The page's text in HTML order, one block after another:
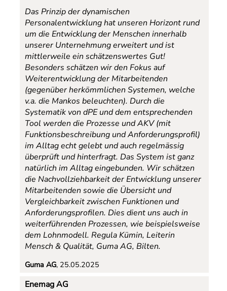
Das Prinzip der dynamischen
Personalentwicklung hat unseren Horizont rund
um die Entwicklung der Menschen innerhalb
unserer Unternehmung erweitert und ist
mittlerweile ein schätzenswertes Gut!
Besonders schätzen wir den Fokus auf
Weiterentwicklung der Mitarbeitenden
(gegenüber herkömmlichen Systemen, welche
v.a. die Mankos beleuchten). Durch die
Systematik von dPE und dem entsprechenden
Tool werden die Prozesse und AKV (mit
Funktionsbeschreibung und Anforderungsprofil)
im Alltag echt gelebt und auch regelmässig
überprüft und hinterfragt. Das System ist ganz
natürlich im Alltag eingebunden. Wir schätzen
die Nachvollziehbarkeit der Entwicklung unserer
Mitarbeitenden sowie die Übersicht und
Vergleichbarkeit zwischen Funktionen und
Anforderungsprofilen. Dies dient uns auch in
weiterführenden Prozessen, wie beispielsweise
dem Lohnmodell.Regula Kümin, Leiterin
Mensch & Qualität, Guma AG, Bilten.
Guma AG, 25.05.2025
Enemag AG